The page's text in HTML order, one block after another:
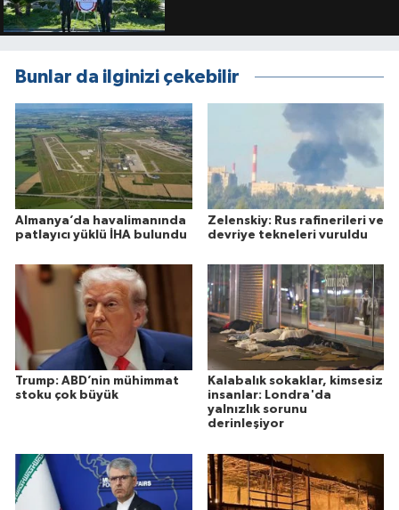
Bunlar da ilginizi çekebilir
Almanya’da havalimanında
patlayıcı yüklü İHA bulundu
Zelenskiy: Rus rafinerileri ve
devriye tekneleri vuruldu
Trump: ABD’nin mühimmat
stoku çok büyük
Kalabalık sokaklar, kimsesiz
insanlar: Londra'da
yalnızlık sorunu
derinleşiyor